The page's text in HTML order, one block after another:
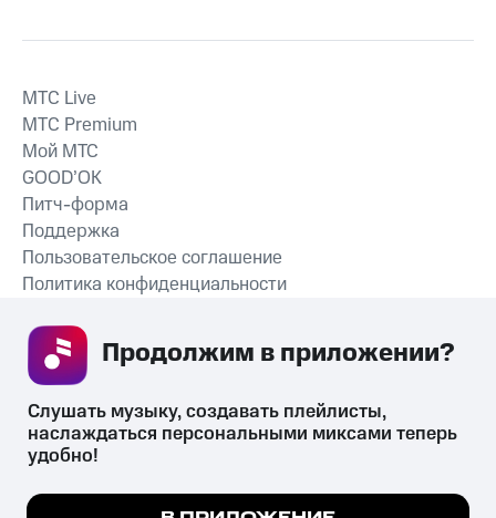
СКАЧАТЬ ПРИЛОЖЕНИЕ
MTС Live
MTС Premium
Мой МТС
GOOD’OK
Питч-форма
Поддержка
Пользовательское соглашение
Политика конфиденциальности
психотропных веществ, их аналогов причиняет вред здоровью,
Мы используем куки, чтобы на сайте все
Слушать музыку, создавать плейлисты,
наслаждаться персональными миксами теперь
удобно!